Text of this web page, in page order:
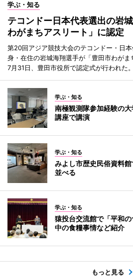
学ぶ・知る
テコンドー日本代表選出の岩
わがまちアスリート」に認定
第20回アジア競技大会のテコンドー・日
身・在住の岩城海翔選手が「豊田市わがま
7月31日、豊田市役所で認定式が行われた。
学ぶ・知る
南極観測隊参加経験の
講座で講演
学ぶ・知る
みよし市歴史民俗資料
並べる
学ぶ・知る
猿投台交流館で「平和
中の食糧事情など紹介
もっと見る